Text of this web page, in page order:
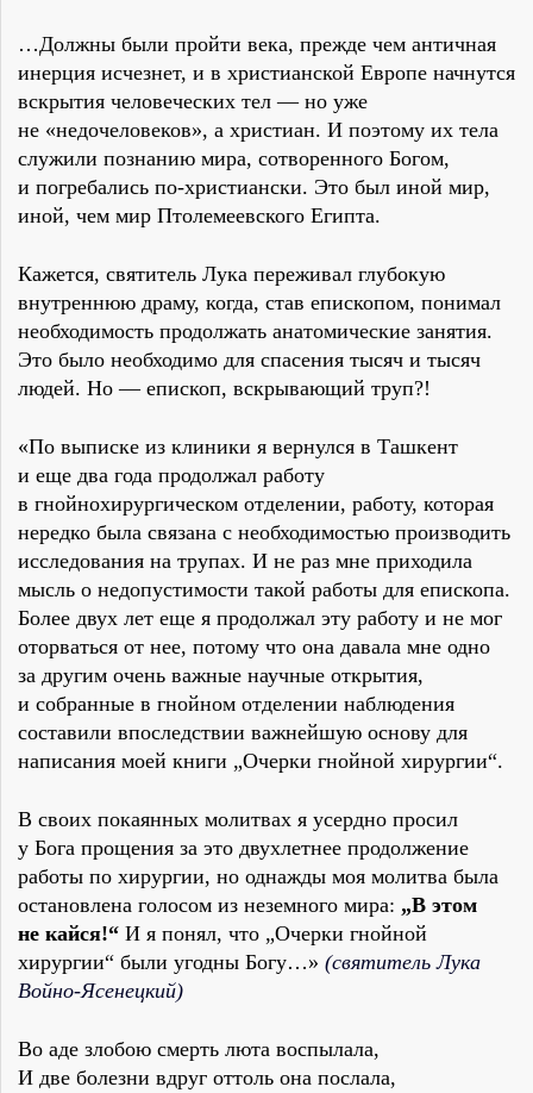
…Должны были пройти века, прежде чем античная
инерция исчезнет, и в христианской Европе начнутся
вскрытия человеческих тел — но уже
не «недочеловеков», а христиан. И поэтому их тела
служили познанию мира, сотворенного Богом,
и погребались по-христиански. Это был иной мир,
иной, чем мир Птолемеевского Египта.
Кажется, святитель Лука переживал глубокую
внутреннюю драму, когда, став епископом, понимал
необходимость продолжать анатомические занятия.
Это было необходимо для спасения тысяч и тысяч
людей. Но — епископ, вскрывающий труп?!
«По выписке из клиники я вернулся в Ташкент
и еще два года продолжал работу
в гнойнохирургическом отделении, работу, которая
нередко была связана с необходимостью производить
исследования на трупах. И не раз мне приходила
мысль о недопустимости такой работы для епископа.
Более двух лет еще я продолжал эту работу и не мог
оторваться от нее, потому что она давала мне одно
за другим очень важные научные открытия,
и собранные в гнойном отделении наблюдения
составили впоследствии важнейшую основу для
написания моей книги „Очерки гнойной хирургии“.
В своих покаянных молитвах я усердно просил
у Бога прощения за это двухлетнее продолжение
работы по хирургии, но однажды моя молитва была
остановлена голосом из неземного мира: „В этом
не кайся!“ И я понял, что „Очерки гнойной
хирургии“ были угодны Богу…» (святитель Лука
Войно-Ясенецкий)
Во аде злобою смерть люта воспылала,
И две болезни вдруг оттоль она послала,